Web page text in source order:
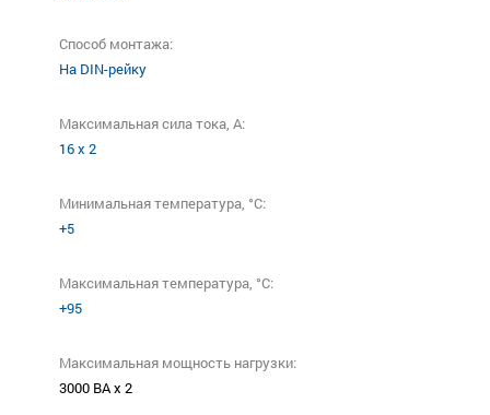
Способ монтажа:
На DIN-рейку
Максимальная сила тока, A:
16 х 2
Минимальная температура, °C:
+5
Максимальная температура, °C:
+95
Максимальная мощность нагрузки:
3000 ВА х 2